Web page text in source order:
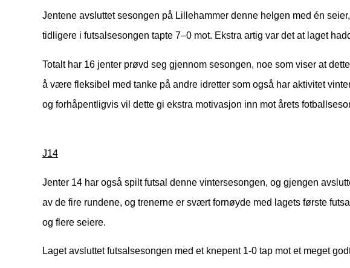
Jentene avsluttet sesongen på Lillehammer denne helgen med én
tidligere i futsalsesongen tapte 7–0 mot. Ekstra artig var det at laget
Totalt har 16 jenter prøvd seg gjennom sesongen, noe som viser at
å være fleksibel med tanke på andre idretter som også har aktivitet
og forhåpentligvis vil dette gi ekstra motivasjon inn mot årets
J14
Jenter 14 har også spilt futsal denne vintersesongen, og gjengen
av de fire rundene, og trenerne er svært fornøyde med lagets første
og flere seiere.
Laget avsluttet futsalsesongen med et knepent 1-0 tap mot et meget